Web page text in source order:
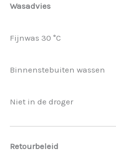
Wasadvies
Fijnwas 30 °C
Binnenstebuiten wassen
Niet in de droger
Retourbeleid